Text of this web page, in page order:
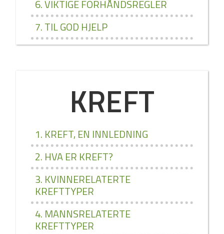
6. VIKTIGE FORHÅNDSREGLER
7. TIL GOD HJELP
KREFT
1. KREFT, EN INNLEDNING
2. HVA ER KREFT?
3. KVINNERELATERTE
KREFTTYPER
4. MANNSRELATERTE
KREFTTYPER